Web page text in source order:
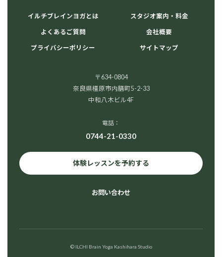
イルチブレインヨガとは スタジオ案内・料金
よくあるご質問 会社概要
プライバシーポリシー サイトマップ
〒634-0804
奈良県橿原市内膳町5-2-33
中和八木ビル4F
電話：
0744-21-0330
体験レッスンを予約する
お問い合わせ
© ILCHI Brain Yoga Kashihara Studio